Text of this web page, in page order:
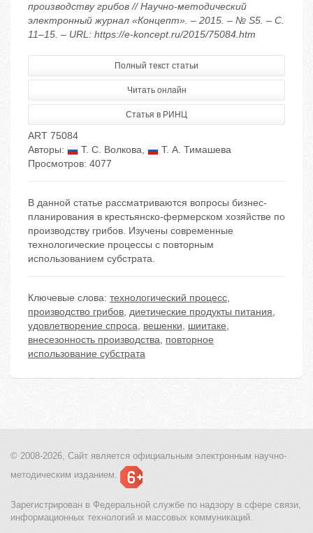
производству грибов // Научно-методический
электронный журнал «Концепт». – 2015. – № S5. – С.
11–15. – URL: https://e-koncept.ru/2015/75084.htm
Полный текст статьи
Читать онлайн
Статья в РИНЦ
ART 75084
Авторы:
Т. С. Волкова,
Т. А. Тимашева
Просмотров: 4077
В данной статье рассматриваются вопросы бизнес-
планирования в крестьянско-фермерском хозяйстве по
производству грибов. Изучены современные
технологические процессы с повторным
использованием субстрата.
Ключевые слова: технологический процесс,
производство грибов, диетические продукты питания,
удовлетворение спроса, вешенки, шиитаке,
внесезонность производства, повторное
использование субстрата
© 2008-2026, Сайт является официальным электронным научно-
методическим изданием.
Зарегистрирован в Федеральной службе по надзору в сфере связи,
информационных технологий и массовых коммуникаций.